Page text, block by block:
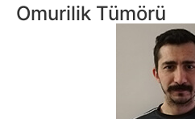
Omurilik Tümörü